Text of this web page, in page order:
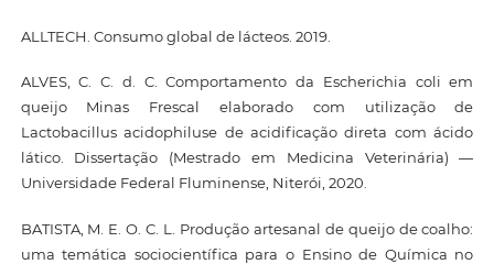
ALLTECH. Consumo global de lácteos. 2019.
ALVES, C. C. d. C. Comportamento da Escherichia coli em
queijo Minas Frescal elaborado com utilização de
Lactobacillus acidophiluse de acidificação direta com ácido
lático. Dissertação (Mestrado em Medicina Veterinária) —
Universidade Federal Fluminense, Niterói, 2020.
BATISTA, M. E. O. C. L. Produção artesanal de queijo de coalho:
uma temática sociocientífica para o Ensino de Química no